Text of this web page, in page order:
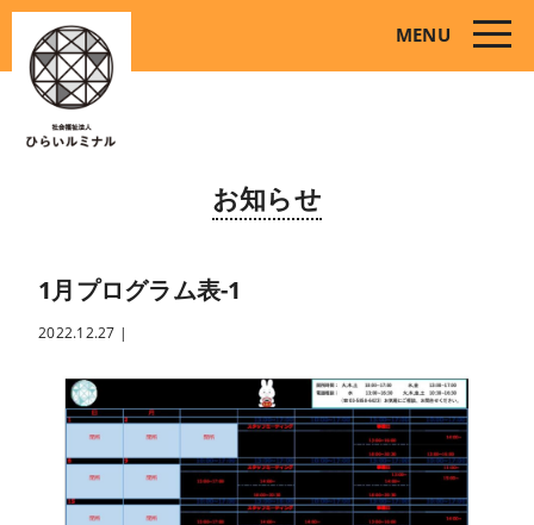
MENU
toggle
お知らせ
1月プログラム表-1
2022.12.27 |